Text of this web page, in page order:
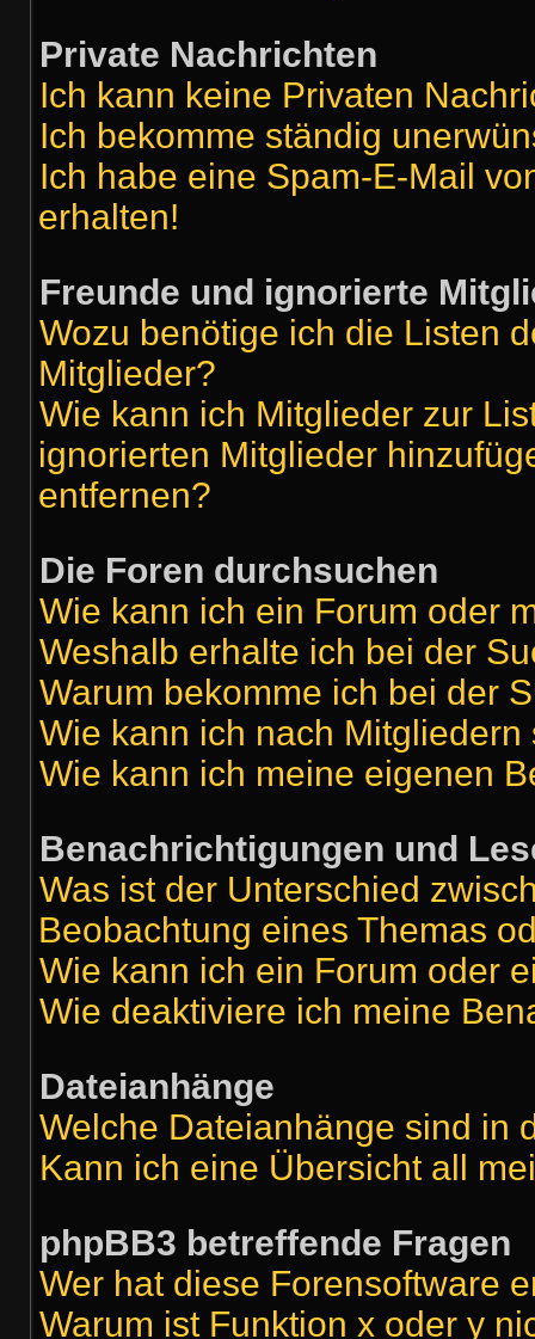
Private Nachrichten
Ich kann keine Privaten
Ich bekomme ständig
Ich habe eine Spam-E-Mail
erhalten!
Freunde und ignorierte
Wozu benötige ich die Listen
Mitglieder?
Wie kann ich Mitglieder zur
ignorierten Mitglieder
entfernen?
Die Foren durchsuchen
Wie kann ich ein Forum oder
Weshalb erhalte ich bei der
Warum bekomme ich bei der
Wie kann ich nach Mitgliedern
Wie kann ich meine eigenen
Benachrichtigungen und
Was ist der Unterschied
Beobachtung eines Themas
Wie kann ich ein Forum oder
Wie deaktiviere ich meine
Dateianhänge
Welche Dateianhänge sind in
Kann ich eine Übersicht all
phpBB3 betreffende Fragen
Wer hat diese Forensoftware
Warum ist Funktion x oder y